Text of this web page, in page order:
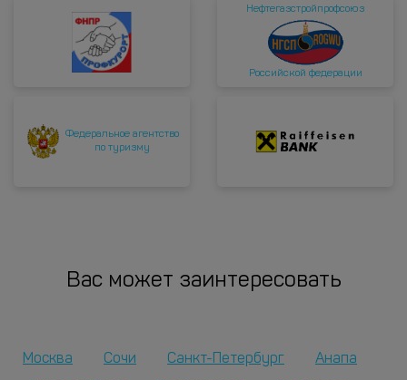
Нефтегазстройпрофсоюз
Российской федерации
Федеральное агентство
по туризму
Вас может заинтересовать
Москва Сочи Санкт-Петербург
Анапа